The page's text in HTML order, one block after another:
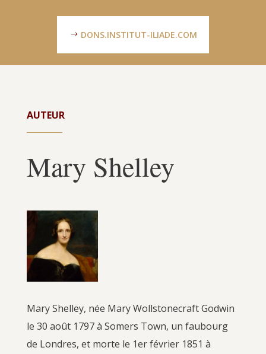
DONS.INSTITUT-ILIADE.COM
AUTEUR
Mary Shelley
Mary Shelley, née Mary Wollstonecraft Godwin
le 30 août 1797 à Somers Town, un faubourg
de Londres, et morte le 1er février 1851 à